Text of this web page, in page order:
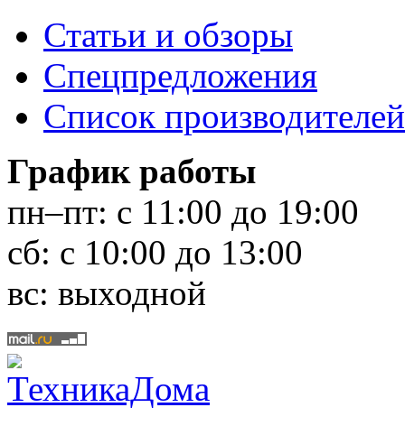
Статьи и обзоры
Спецпредложения
Список производителей
График работы
пн–пт: с 11:00 до 19:00
сб: с 10:00 до 13:00
вс: выходной